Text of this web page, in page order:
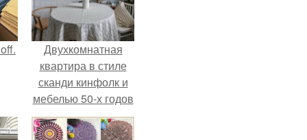
Двухкомнатная
квартира в стиле
сканди кинфолк и
мебелью 50-х годов
в высотке на
котельнической.